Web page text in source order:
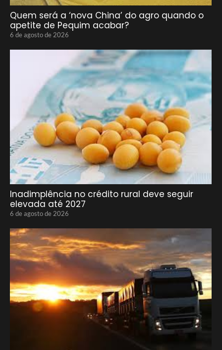
Quem será a ‘nova China’ do agro quando o
apetite de Pequim acabar?
6 de agosto de 2026
Inadimplência no crédito rural deve seguir
elevada até 2027
6 de agosto de 2026